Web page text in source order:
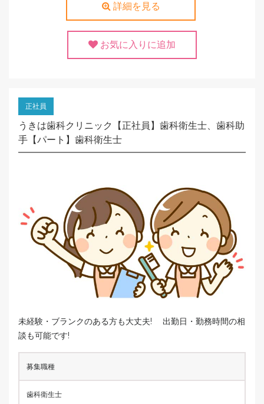
詳細を見る
お気に入りに追加
正社員
うきは歯科クリニック【正社員】歯科衛生士、歯科助
手【パート】歯科衛生士
未経験・ブランクのある方も大丈夫! 出勤日・勤務時間の相
談も可能です!
募集職種
歯科衛生士